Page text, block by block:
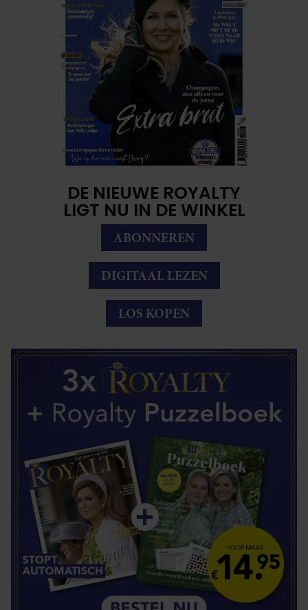
DE NIEUWE ROYALTY
LIGT NU IN DE WINKEL
ABONNEREN
DIGITAAL LEZEN
LOS KOPEN